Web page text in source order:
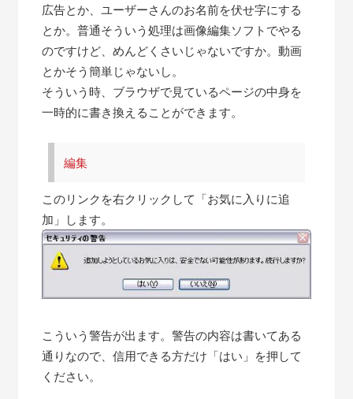
広告とか、ユーザーさんのお名前を伏せ字にする
とか。普通そういう処理は画像編集ソフトでやる
のですけど、めんどくさいじゃないですか。動画
とかそう簡単じゃないし。
そういう時、ブラウザで見ているページの中身を
一時的に書き換えることができます。
編集
このリンクを右クリックして「お気に入りに追
加」します。
こういう警告が出ます。警告の内容は書いてある
通りなので、信用できる方だけ「はい」を押して
ください。